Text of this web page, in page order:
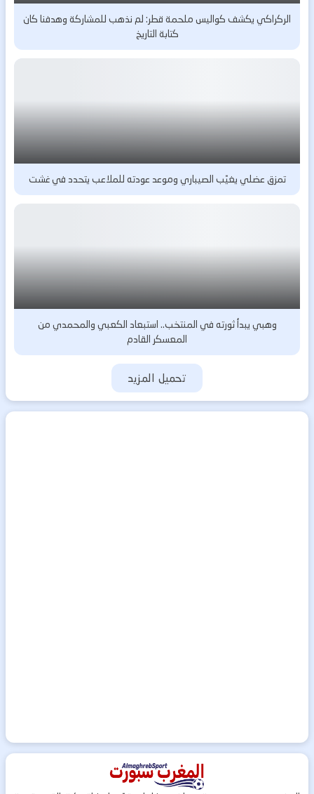
الركراكي يكشف كواليس ملحمة قطر: لم نذهب للمشاركة وهدفنا كان
كتابة التاريخ
تمزق عضلي يغيّب الصيباري وموعد عودته للملاعب يتحدد في غشت
وهبي يبدأ ثورته في المنتخب.. استبعاد الكعبي والمحمدي من
المعسكر القادم
تحميل المزيد